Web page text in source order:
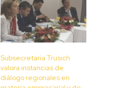
Subsecretaria Trusich
valora instancias de
diálogo regionales en